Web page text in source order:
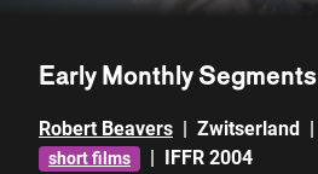
Early Monthly Segments
Robert Beavers | Zwitserland |
short films | IFFR 2004